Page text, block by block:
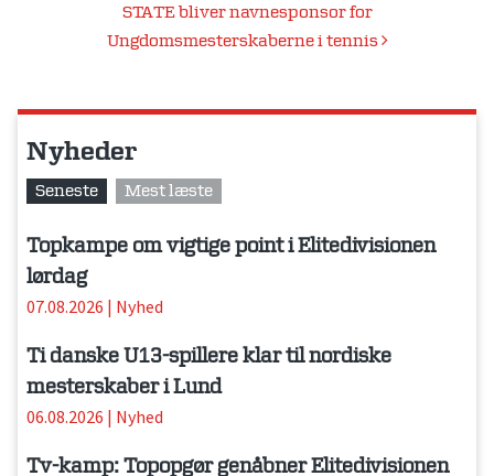
STATE bliver navnesponsor for
Ungdomsmesterskaberne i tennis
Nyheder
Seneste Mest læste
Topkampe om vigtige point i Elitedivisionen
lørdag
07.08.2026 | Nyhed
Ti danske U13-spillere klar til nordiske
mesterskaber i Lund
06.08.2026 | Nyhed
Tv-kamp: Topopgør genåbner Elitedivisionen